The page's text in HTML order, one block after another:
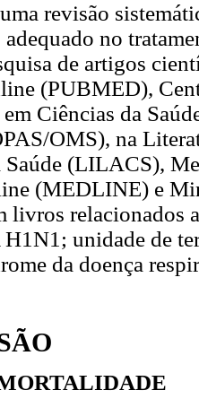
revisão
no
de artigos
(PUBMED),
Ciências da
OMS), na
Saúde (LILACS),
(MEDLINE) e
livros relacionados
unidade de
da doença